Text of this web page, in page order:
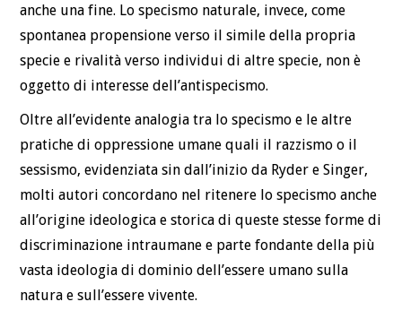
anche una fine. Lo specismo naturale, invece, come
spontanea propensione verso il simile della propria
specie e rivalità verso individui di altre specie, non è
oggetto di interesse dell’antispecismo.
Oltre all’evidente analogia tra lo specismo e le altre
pratiche di oppressione umane quali il razzismo o il
sessismo, evidenziata sin dall’inizio da Ryder e Singer,
molti autori concordano nel ritenere lo specismo anche
all’origine ideologica e storica di queste stesse forme di
discriminazione intraumane e parte fondante della più
vasta ideologia di dominio dell’essere umano sulla
natura e sull’essere vivente.